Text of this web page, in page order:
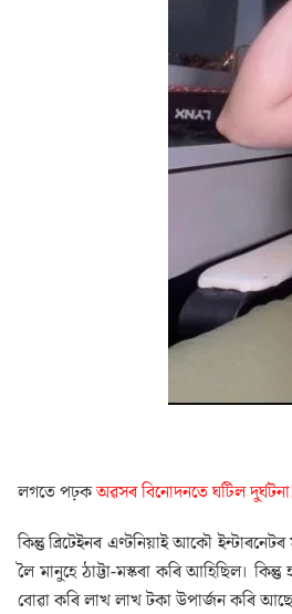
লগতে পঢ়কঅৱসৰ বিনোদনতে ঘটিল
কিন্তু ব্ৰিটেইনৰ এণ্টনিয়াই আকৌ
লৈ মানুহে ঠাট্টা-মস্কৰা কৰি আহিছিল।
বোৱা কৰি লাখ লাখ টকা উপাৰ্জন কৰি